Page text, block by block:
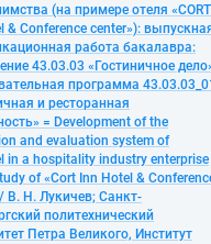
(на примере отеля «CORT
& Conference center»):
работа бакалавра:
43.03.03 «Гостиничное
программа
и ресторанная
= Development of the
and evaluation system of
in a hospitality industry enterprise
of «Cort Inn Hotel &
В. Н. Лукичев; Санкт-
политехнический
Петра Великого, Институт